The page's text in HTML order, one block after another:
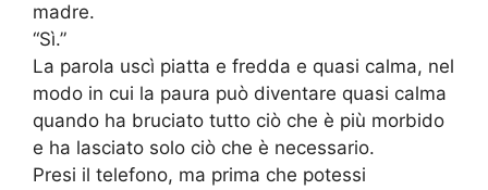
madre.
“Sì.”
La parola uscì piatta e fredda e quasi calma, nel
modo in cui la paura può diventare quasi calma
quando ha bruciato tutto ciò che è più morbido
e ha lasciato solo ciò che è necessario.
Presi il telefono, ma prima che potessi